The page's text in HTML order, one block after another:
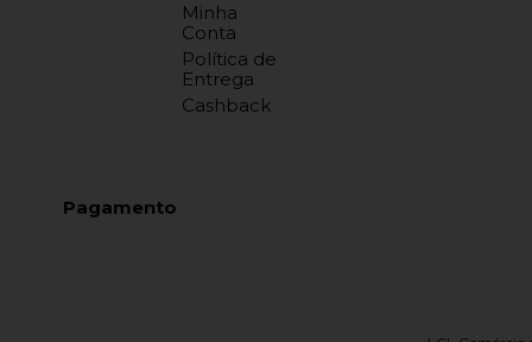
Minha
Conta
Política de
Entrega
Cashback
Pagamento